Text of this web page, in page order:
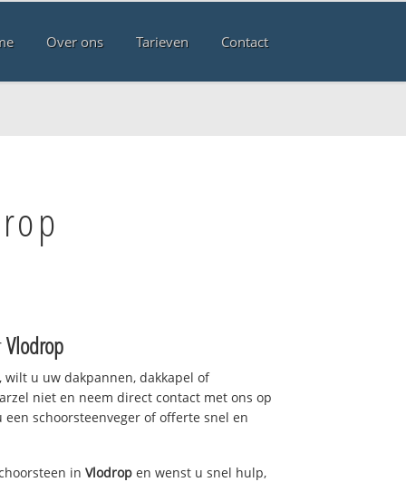
Over ons Tarieven Contact
Vlodrop
u uw dakpannen, dakkapel of
niet en neem direct contact met ons op
een schoorsteenveger of offerte snel en
in Vlodrop en wenst u snel hulp,